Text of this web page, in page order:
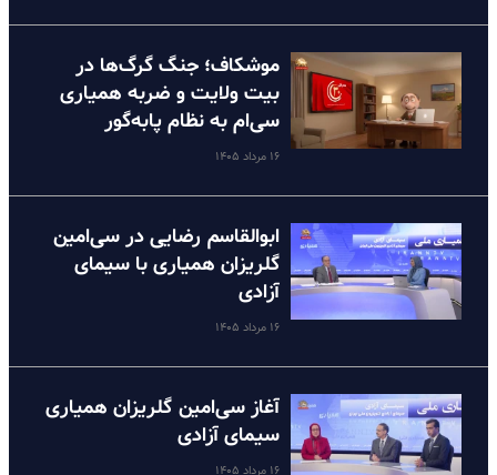
موشکاف؛ جنگ گرگ‌ها در
بیت ولایت و ضربه همیاری
سی‌ام به نظام پا‌به‌گور
۱۶ مرداد ۱۴۰۵
ابوالقاسم رضایی در سی‌امین
گلریزان همیاری با سیمای
آزادی
۱۶ مرداد ۱۴۰۵
آغاز سی‌امین گلریزان همیاری
سیمای آزادی
۱۶ مرداد ۱۴۰۵